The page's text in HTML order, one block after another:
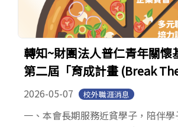
轉知~財團法人普仁青年關懷
第二屆「育成計畫 (Break
2026-05-07 校外職涯消息
一、本會長期服務近貧學子，陪伴